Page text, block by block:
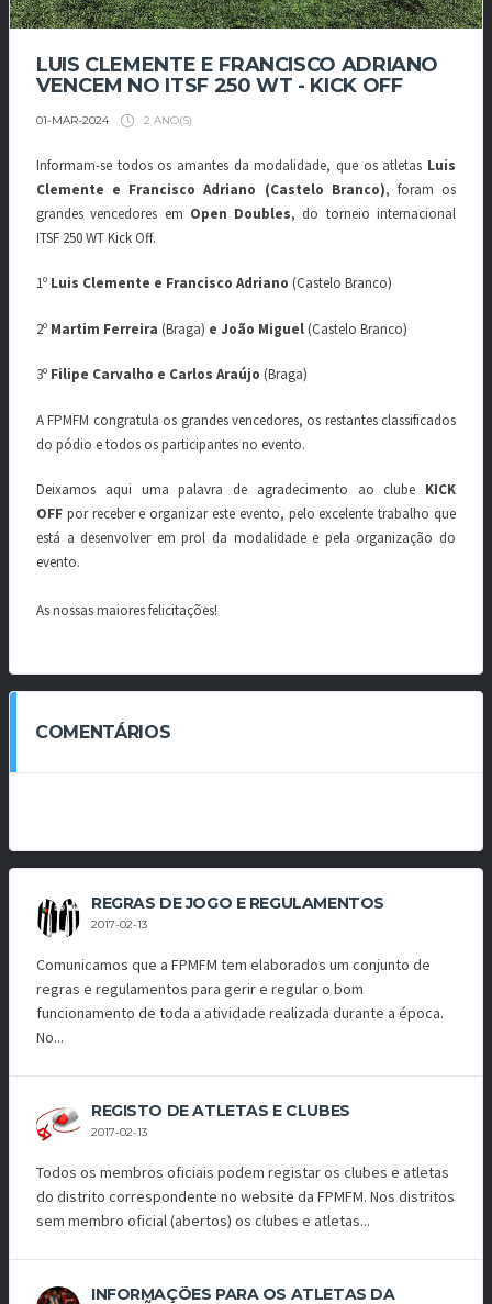
LUIS CLEMENTE E FRANCISCO ADRIANO
VENCEM NO ITSF 250 WT - KICK OFF
01-MAR-2024 2 ANO(S)
Informam-se todos os amantes da modalidade, que os atletas Luis
Clemente e Francisco Adriano (Castelo Branco), foram os
grandes vencedores em Open Doubles, do torneio internacional
ITSF 250 WT Kick Off.
1º Luis Clemente e Francisco Adriano (Castelo Branco)
2º Martim Ferreira (Braga) e João Miguel (Castelo Branco)
3º Filipe Carvalho e Carlos Araújo (Braga)
A FPMFM congratula os grandes vencedores, os restantes classificados
do pódio e todos os participantes no evento.
Deixamos aqui uma palavra de agradecimento ao clube KICK
OFF por receber e organizar este evento, pelo excelente trabalho que
está a desenvolver em prol da modalidade e pela organização do
evento.
As nossas maiores felicitações!
COMENTÁRIOS
REGRAS DE JOGO E REGULAMENTOS
2017-02-13
Comunicamos que a FPMFM tem elaborados um conjunto de
regras e regulamentos para gerir e regular o bom
funcionamento de toda a atividade realizada durante a época.
No...
REGISTO DE ATLETAS E CLUBES
2017-02-13
Todos os membros oficiais podem registar os clubes e atletas
do distrito correspondente no website da FPMFM. Nos distritos
sem membro oficial (abertos) os clubes e atletas...
INFORMAÇÕES PARA OS ATLETAS DA